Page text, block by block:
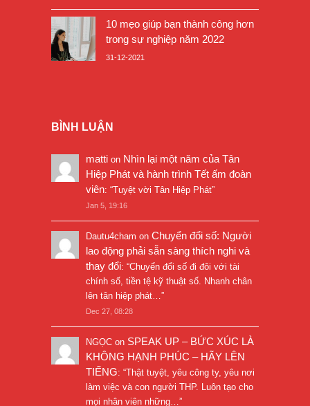
10 mẹo giúp bạn thành công hơn
trong sự nghiệp năm 2022
31-12-2021
BÌNH LUẬN
matti on Nhìn lại một năm của Tân
Hiệp Phát và hành trình Tết ấm đoàn
viên: “Tuyệt vời Tân Hiệp Phát”
Jan 5, 19:16
Dautu4cham on Chuyển đổi số: Người
lao động phải sẵn sàng thích nghi và
thay đổi: “Chuyển đổi số đi đôi với tài
chính số, tiền tệ kỹ thuật số. Nhanh chân
lên tân hiệp phát… ”
Dec 27, 08:28
NGỌC on SPEAK UP – BỨC XÚC LÀ
KHÔNG HẠNH PHÚC – HÃY LÊN
TIẾNG: “Thật tuyệt, yêu công ty, yêu nơi
làm việc và con người THP. Luôn tạo cho
mọi nhân viên những… ”